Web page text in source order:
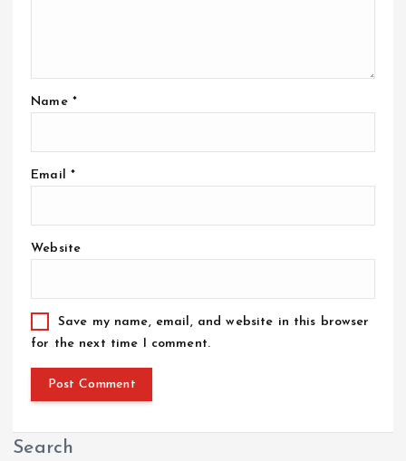
Name *
Email *
Website
Save my name, email, and website in this browser
for the next time I comment.
Search